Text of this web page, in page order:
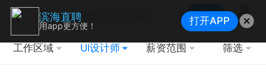
搜索
地图
工作区域 UI设计师 薪资范围 筛选
滨海直聘
用app更方便！ 打开APP